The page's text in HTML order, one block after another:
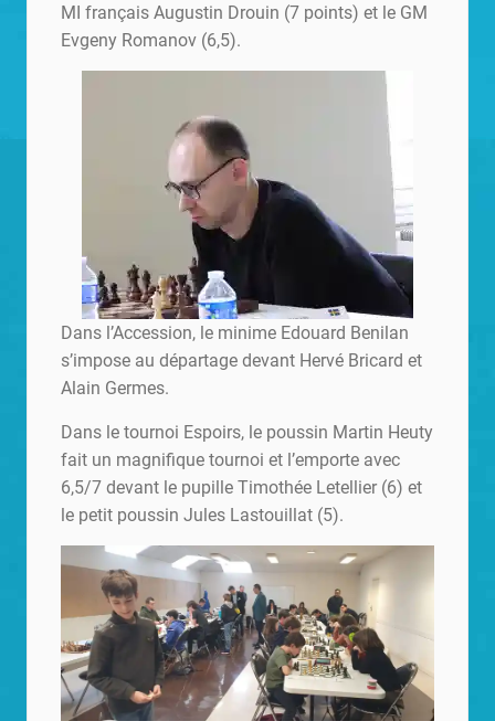
MI français Augustin Drouin (7 points) et le GM
Evgeny Romanov (6,5).
Dans l’Accession, le minime Edouard Benilan
s’impose au départage devant Hervé Bricard et
Alain Germes.
Dans le tournoi Espoirs, le poussin Martin Heuty
fait un magnifique tournoi et l’emporte avec
6,5/7 devant le pupille Timothée Letellier (6) et
le petit poussin Jules Lastouillat (5).